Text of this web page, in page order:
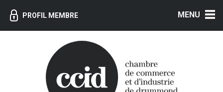
PROFIL MEMBRE MENU